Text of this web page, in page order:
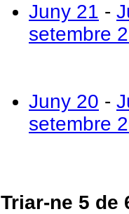
Juny 21 -
setembre
Juny 20 -
setembre
Triar-ne 5 de